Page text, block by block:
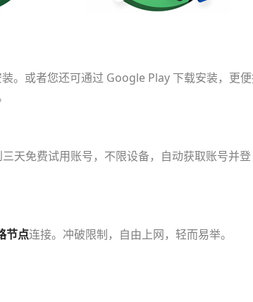
。或者您还可通过 Google Play 下载安装，更
天免费试用账号，不限设备，自动获取账号并登
节点连接。冲破限制，自由上网，轻而易举。